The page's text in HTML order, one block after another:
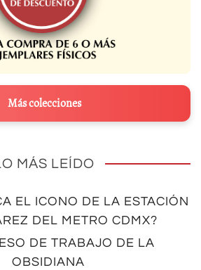
Más colecciones
MÁS LEÍDO
EL ICONO DE LA ESTACIÓN
DEL METRO CDMX?
DE TRABAJO DE LA
OBSIDIANA